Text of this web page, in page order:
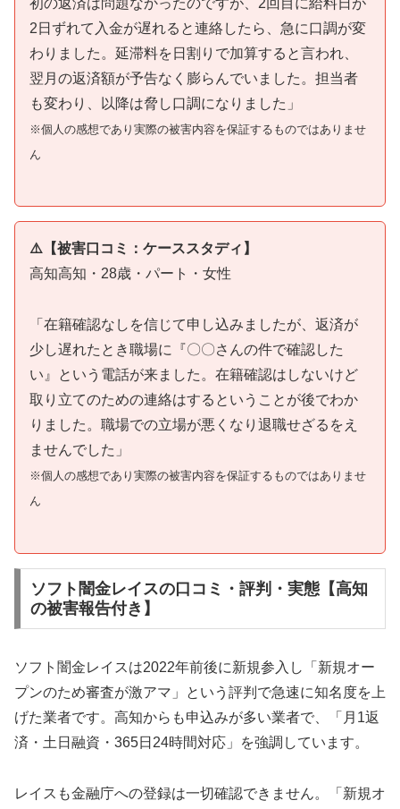
2日ずれて入金が遅れると連絡したら、急に口調が変
わりました。延滞料を日割りで加算すると言われ、
翌月の返済額が予告なく膨らんでいました。担当者
も変わり、以降は脅し口調になりました」
※個人の感想であり実際の被害内容を保証するものではありませ
ん
⚠️【被害口コミ：ケーススタディ】
高知高知・28歳・パート・女性
「在籍確認なしを信じて申し込みましたが、返済が
少し遅れたとき職場に『〇〇さんの件で確認した
い』という電話が来ました。在籍確認はしないけど
取り立てのための連絡はするということが後でわか
りました。職場での立場が悪くなり退職せざるをえ
ませんでした」
※個人の感想であり実際の被害内容を保証するものではありませ
ん
ソフト闇金レイスの口コミ・評判・実態【高知
の被害報告付き】
ソフト闇金レイスは2022年前後に新規参入し「新規オー
プンのため審査が激アマ」という評判で急速に知名度を上
げた業者です。高知からも申込みが多い業者で、「月1返
済・土日融資・365日24時間対応」を強調しています。
レイスも金融庁への登録は一切確認できません。「新規オ